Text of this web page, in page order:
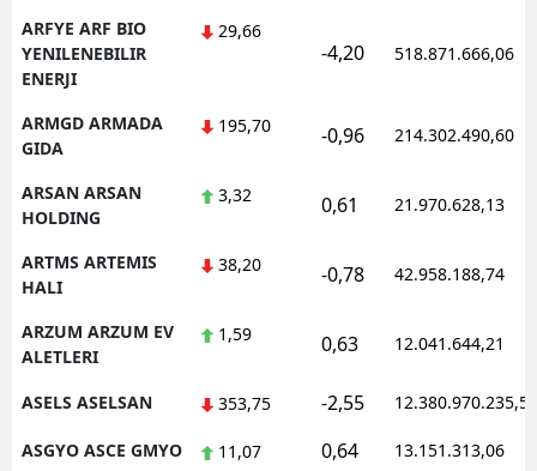
ARFYE ARF BIO
YENILENEBILIR
ENERJI
29,66
-4,20 518.871.666,06
ARMGD ARMADA
GIDA
195,70 -0,96 214.302.490,60
ARSAN ARSAN
HOLDING
3,32 0,61 21.970.628,13
ARTMS ARTEMIS
HALI
38,20 -0,78 42.958.188,74
ARZUM ARZUM EV
ALETLERI
1,59 0,63 12.041.644,21
ASELS ASELSAN 353,75 -2,55 12.380.970.235,50
ASGYO ASCE GMYO 11,07 0,64 13.151.313,06